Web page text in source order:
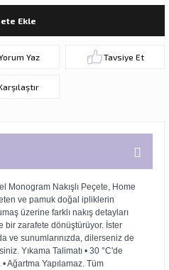
Ekle
Yaz Tavsiye Et
Monogram Nakışlı Peçete, Home
ve pamuk doğal ipliklerin
üzerine farklı nakış detayları
bir zarafete dönüştürüyor. İster
ve sunumlarınızda, dilerseniz de
Yıkama Talimatı • 30 °C'de
Ağartma Yapılamaz. Tüm